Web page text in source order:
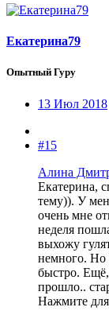
Екатерина79
Опытный Гуру
13 Июл 2018
#15
Алина
Екатерина,
тему)). У
очень мне
неделя
выхожу
немного. Но
быстро. Ещё,
прошло..
Нажмите